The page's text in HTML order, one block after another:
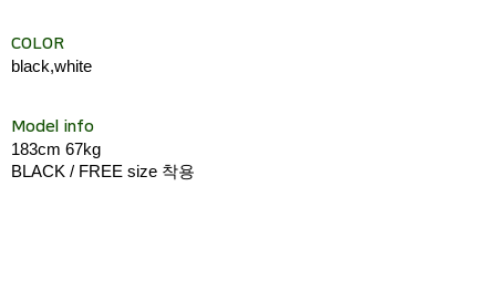
COLOR
black,white
Model info
183cm 67kg
BLACK / FREE size 착용